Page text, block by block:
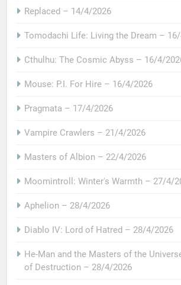
Replaced – 14/4/2026
Tomodachi Life: Living the Dream –
Cthulhu: The Cosmic Abyss – 16/4/
Mouse: P.I. For Hire – 16/4/2026
Pragmata – 17/4/2026
Vampire Crawlers – 21/4/2026
Masters of Albion – 22/4/2026
Moomintroll: Winter's Warmth – 27/4/
Aphelion – 28/4/2026
Diablo IV: Lord of Hatred – 28/4/2026
He-Man and the Masters of the
of Destruction – 28/4/2026